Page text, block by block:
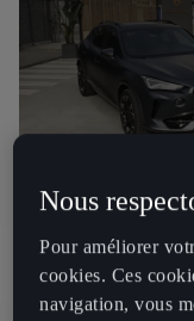
Nous
Pour améliorer
cookies. Ces
navigation, vous